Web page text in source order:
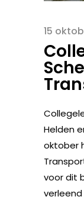
15
Helden
oktober
voor dit